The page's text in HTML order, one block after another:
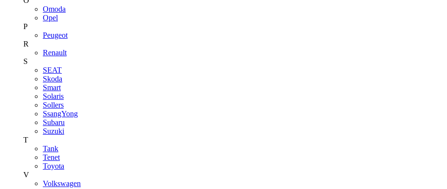
Omoda
Opel
P
Peugeot
R
Renault
S
SEAT
Skoda
Smart
Solaris
Sollers
SsangYong
Subaru
Suzuki
T
Tank
Tenet
Toyota
V
Volkswagen